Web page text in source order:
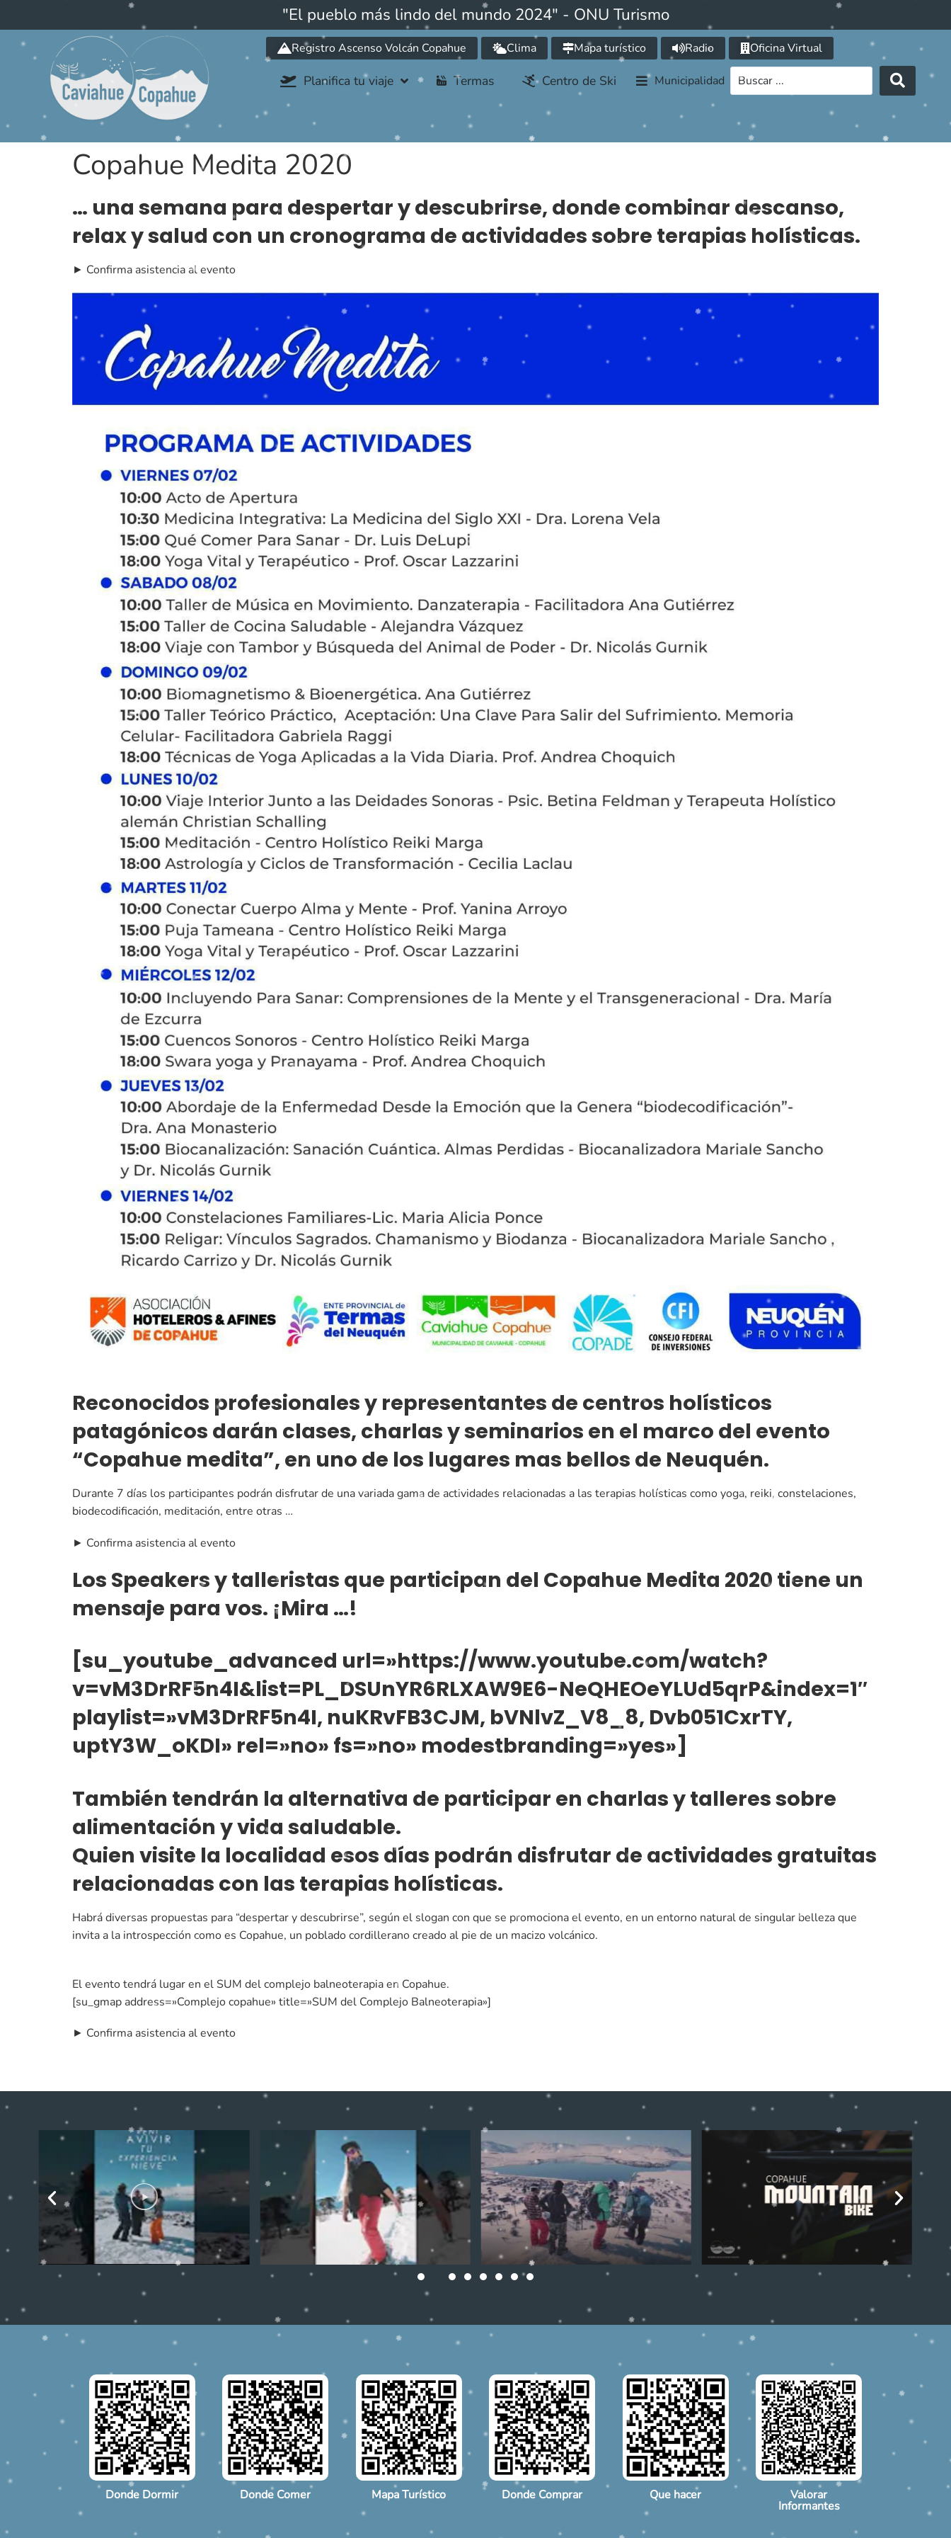
"El pueblo más lindo del mundo 2024" - ONU Turismo
Registro Ascenso Volcán Copahue Clima Mapa turístico Radio Oficina Virtual
Planifica tu viaje Termas Centro de Ski Municipalidad
Copahue Medita 2020
… una semana para despertar y descubrirse, donde combinar descanso,
relax y salud con un cronograma de actividades sobre terapias holísticas.
► Confirma asistencia al evento
Reconocidos profesionales y representantes de centros holísticos
patagónicos darán clases, charlas y seminarios en el marco del evento
“Copahue medita”, en uno de los lugares mas bellos de Neuquén.
Durante 7 días los participantes podrán disfrutar de una variada gama de actividades relacionadas a las terapias holísticas como yoga, reiki, constelaciones,
biodecodificación, meditación, entre otras …
► Confirma asistencia al evento
Los Speakers y talleristas que participan del Copahue Medita 2020 tiene un
mensaje para vos. ¡Mira …!
[su_youtube_advanced url=»https://www.youtube.com/watch?
v=vM3DrRF5n4I&list=PL_DSUnYR6RLXAW9E6-NeQHEOeYLUd5qrP&index=1″
playlist=»vM3DrRF5n4I, nuKRvFB3CJM, bVNlvZ_V8_8, Dvb051CxrTY,
uptY3W_oKDI» rel=»no» fs=»no» modestbranding=»yes»]
También tendrán la alternativa de participar en charlas y talleres sobre
alimentación y vida saludable.
Quien visite la localidad esos días podrán disfrutar de actividades gratuitas
relacionadas con las terapias holísticas.
Habrá diversas propuestas para “despertar y descubrirse”, según el slogan con que se promociona el evento, en un entorno natural de singular belleza que
invita a la introspección como es Copahue, un poblado cordillerano creado al pie de un macizo volcánico.
El evento tendrá lugar en el SUM del complejo balneoterapia en Copahue.
[su_gmap address=»Complejo copahue» title=»SUM del Complejo Balneoterapia»]
► Confirma asistencia al evento
Donde Dormir Donde Comer Mapa Turístico Donde Comprar Que hacer Valorar
Informantes